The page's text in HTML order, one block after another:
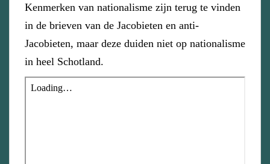
Kenmerken van nationalisme zijn terug te vinden
in de brieven van de Jacobieten en anti-
Jacobieten, maar deze duiden niet op nationalisme
in heel Schotland.